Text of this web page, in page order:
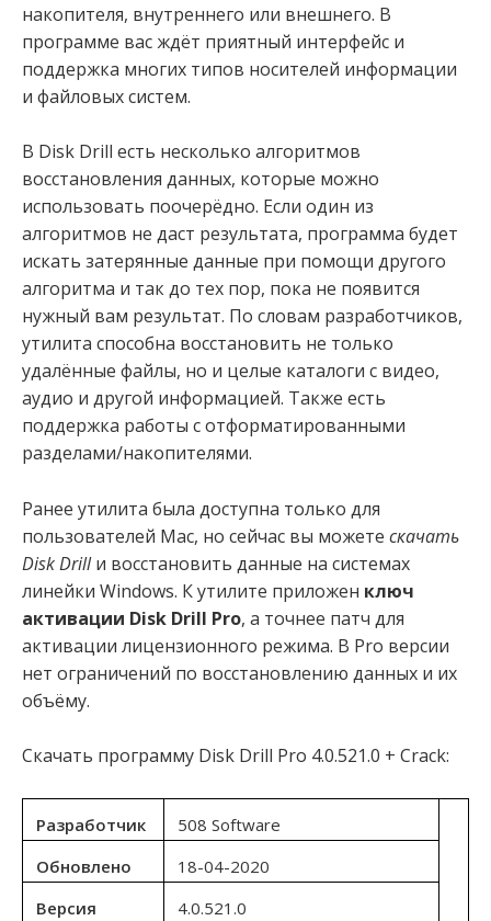
накопителя, внутреннего или внешнего. В
программе вас ждёт приятный интерфейс и
поддержка многих типов носителей информации
и файловых систем.
В Disk Drill есть несколько алгоритмов
восстановления данных, которые можно
использовать поочерёдно. Если один из
алгоритмов не даст результата, программа будет
искать затерянные данные при помощи другого
алгоритма и так до тех пор, пока не появится
нужный вам результат. По словам разработчиков,
утилита способна восстановить не только
удалённые файлы, но и целые каталоги с видео,
аудио и другой информацией. Также есть
поддержка работы с отформатированными
разделами/накопителями.
Ранее утилита была доступна только для
пользователей Mac, но сейчас вы можете скачать
Disk Drillи восстановить данные на системах
линейки Windows. К утилите приложен ключ
активации Disk Drill Pro, а точнее патч для
активации лицензионного режима. В Pro версии
нет ограничений по восстановлению данных и их
объёму.
Скачать программу Disk Drill Pro 4.0.521.0 + Crack:
Разработчик
508 Software
Обновлено
18-04-2020
Версия
4.0.521.0